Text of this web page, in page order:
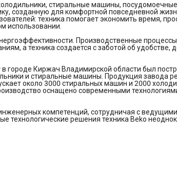
стиральные машины,
созданную для комфортной повседневной
техника помогает экономить время,
использовании.
Производственные
а техника создается с заботой об удобстве,
в городе Киржач Владимирской области был
и стиральные машины. Продукция завода
около 3000 стиральных машин и 2000
оснащено современными
компетенций, сотрудничая с
технологические решения техника Beko